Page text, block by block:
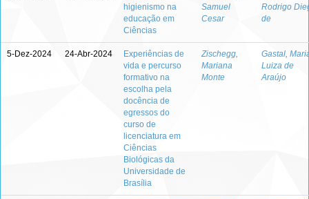
higienismo na
educação em
Ciências
Samuel
Cesar
Rodrigo
de
5-Dez-2024 24-Abr-2024
Experiências de
vida e percurso
formativo na
escolha pela
docência de
egressos do
curso de
licenciatura em
Ciências
Biológicas da
Universidade de
Brasília
Zischegg,
Mariana
Monte
Gastal,
Luiza de
Araújo